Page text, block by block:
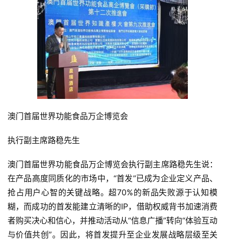
澳门首届世界功能食品万企博览会
执行副主席路稳先生
澳门首届世界功能食品万企博览会执行副主席路稳先生说：
在产品高度同质化的市场中，“首发”已成为企业定义产品、
抢占用户心智的关键战略。超70%的新品失败源于认知模
糊，而成功的首发能建立清晰的IP，借助权威背书加速消费
者购买决心和信心，并推动活动从“信息广播”转向“体验互动
与价值共创”。因此，将首发提升至企业发展战略层级至关